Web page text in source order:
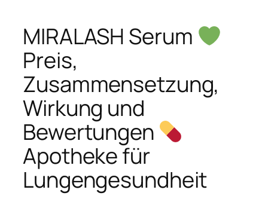
MIRALASH Serum
Preis,
Zusammensetzung,
Wirkung und
Bewertungen
Apotheke für
Lungengesundheit